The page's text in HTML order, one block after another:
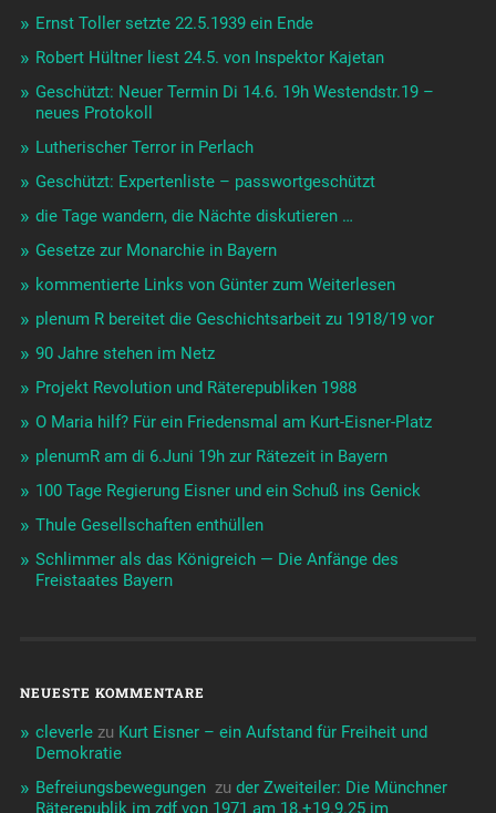
Ernst Toller setzte 22.5.1939 ein Ende
Robert Hültner liest 24.5. von Inspektor Kajetan
Geschützt: Neuer Termin Di 14.6. 19h Westendstr.19 –
neues Protokoll
Lutherischer Terror in Perlach
Geschützt: Expertenliste – passwortgeschützt
die Tage wandern, die Nächte diskutieren …
Gesetze zur Monarchie in Bayern
kommentierte Links von Günter zum Weiterlesen
plenum R bereitet die Geschichtsarbeit zu 1918/19 vor
90 Jahre stehen im Netz
Projekt Revolution und Räterepubliken 1988
O Maria hilf? Für ein Friedensmal am Kurt-Eisner-Platz
plenumR am di 6.Juni 19h zur Rätezeit in Bayern
100 Tage Regierung Eisner und ein Schuß ins Genick
Thule Gesellschaften enthüllen
Schlimmer als das Königreich — Die Anfänge des
Freistaates Bayern
NEUESTE KOMMENTARE
cleverlezu Kurt Eisner – ein Aufstand für Freiheit und
Demokratie
Befreiungsbewegungen ️‍ zu der Zweiteiler: Die Münchner
Räterepublik im zdf von 1971 am 18.+19.9.25 im